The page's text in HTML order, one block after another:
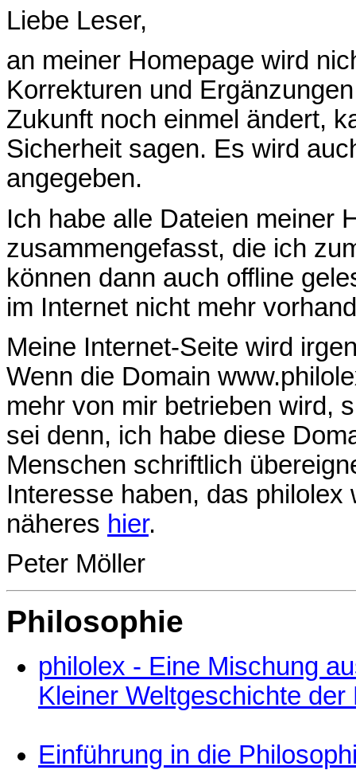
Liebe Leser,
an meiner Homepage wird
Korrekturen und
Zukunft noch einmel ändert,
Sicherheit sagen. Es wird
angegeben.
Ich habe alle Dateien meiner
zusammengefasst, die ich
können dann auch offline
im Internet nicht mehr
Meine Internet-Seite wird
Wenn die Domain
mehr von mir betrieben wird,
sei denn, ich habe diese
Menschen schriftlich
Interesse haben, das
näheres hier.
Peter Möller
Philosophie
philolex - Eine Mischung
Kleiner Weltgeschichte der
Einführung in die